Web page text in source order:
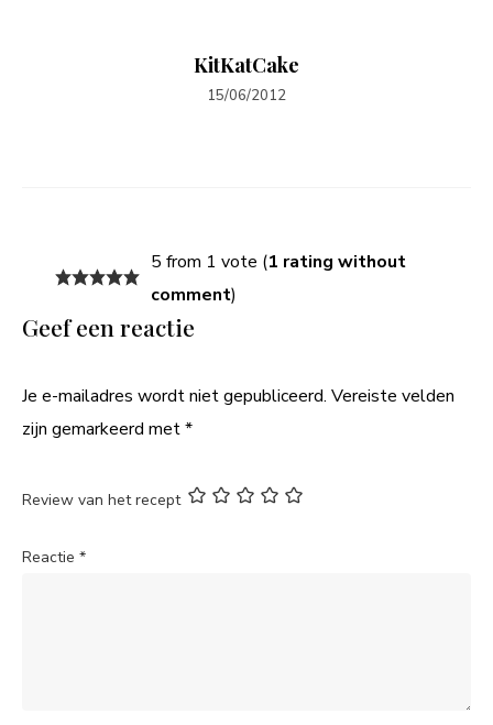
KitKatCake
15/06/2012
5 from 1 vote (1 rating without
comment)
Geef een reactie
Je e-mailadres wordt niet gepubliceerd. Vereiste velden
zijn gemarkeerd met*
Review van het recept
Reactie *